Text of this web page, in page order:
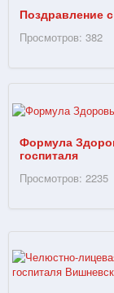
Поздравление
Просмотров: 382
Формула
госпиталя
Просмотров: 2235